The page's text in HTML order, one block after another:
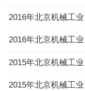
2016年北京机械工
2015年北京机械工